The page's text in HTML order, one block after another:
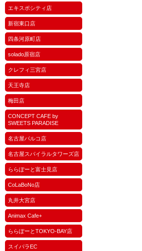
エキスポシティ店
新宿東口店
四条河原町店
solado原宿店
クレフィ三宮店
天王寺店
梅田店
CONCEPT CAFE by
SWEETS PARADISE
名古屋パルコ店
名古屋スパイラルタワーズ店
ららぽーと富士見店
CoLaBoNo店
丸井大宮店
Animax Cafe+
ららぽーとTOKYO-BAY店
スイパラEC